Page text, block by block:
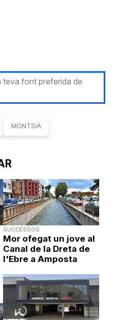
teva font preferida de
MONTSIÀ
SUCCESSOS
Mor ofegat un jove al
Canal de la Dreta de
l'Ebre a Amposta